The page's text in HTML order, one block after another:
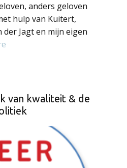
anders geloven
hulp van Kuitert,
Jagt en mijn eigen
van kwaliteit & de